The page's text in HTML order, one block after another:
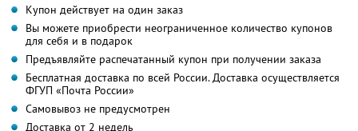
Купон действует на один заказ
Вы можете приобрести неограниченное количество купонов
для себя и в подарок
Предъявляйте распечатанный купон при получении заказа
Бесплатная доставка по всей России. Доставка осуществляется
ФГУП «Почта России»
Самовывоз не предусмотрен
Доставка от 2 недель